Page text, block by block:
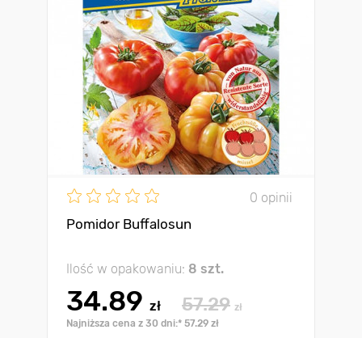
0 opinii
Pomidor Buffalosun
Ilość w opakowaniu: 8 szt.
34.89 zł 57.29 zł
Najniższa cena z 30 dni:* 57.29 zł